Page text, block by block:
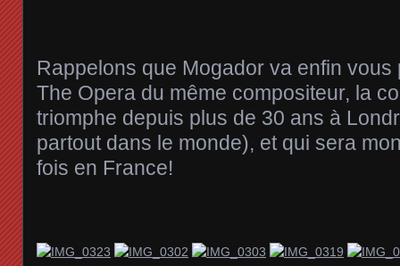
Rappelons que Mogador va enfin
The Opera du même compositeur, la
triomphe depuis plus de 30 ans à
partout dans le monde), et qui sera
fois en France!